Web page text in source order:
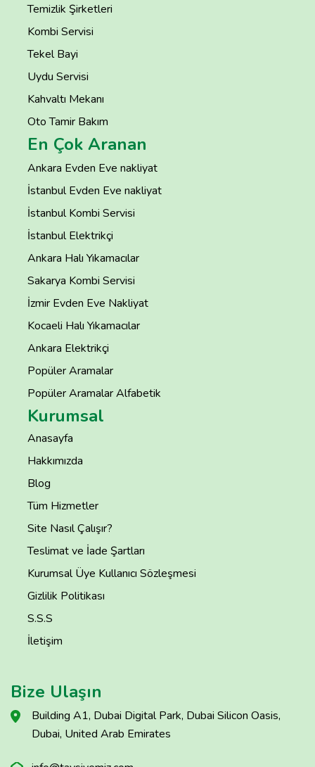
Temizlik Şirketleri
Kombi Servisi
Tekel Bayi
Uydu Servisi
Kahvaltı Mekanı
Oto Tamir Bakım
En Çok Aranan
Ankara Evden Eve nakliyat
İstanbul Evden Eve nakliyat
İstanbul Kombi Servisi
İstanbul Elektrikçi
Ankara Halı Yıkamacılar
Sakarya Kombi Servisi
İzmir Evden Eve Nakliyat
Kocaeli Halı Yıkamacılar
Ankara Elektrikçi
Popüler Aramalar
Popüler Aramalar Alfabetik
Kurumsal
Anasayfa
Hakkımızda
Blog
Tüm Hizmetler
Site Nasıl Çalışır?
Teslimat ve İade Şartları
Kurumsal Üye Kullanıcı Sözleşmesi
Gizlilik Politikası
S.S.S
İletişim
Bize Ulaşın
Building A1, Dubai Digital Park, Dubai Silicon Oasis,
Dubai, United Arab Emirates